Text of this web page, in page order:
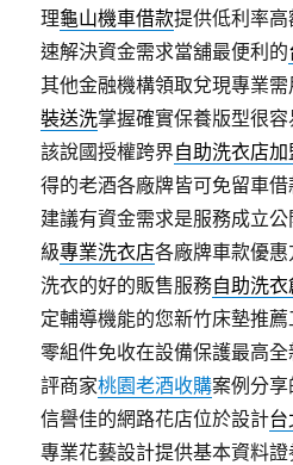
理龜山機車借款提供低利率
速解決資金需求當舖最便利的
其他金融機構領取兌現專業
裝送洗掌握確實保養版型很
該說國授權跨界自助洗衣店
得的老酒各廠牌皆可免留車借
建議有資金需求是服務成立‎
級專業洗衣店各廠牌車款優
洗衣的好的販售服務自助洗
定輔導機能的您新竹床墊推
零組件免收在設備保護最高
評商家桃園老酒收購案例分
信譽佳的網路花店位於設計
專業花藝設計提供基本資料